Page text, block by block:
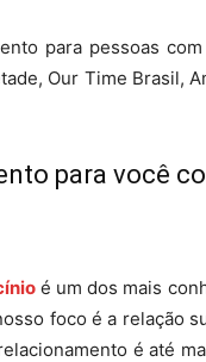
para pessoas
Our Time Brasil,
para você
é um dos mais
foco é a relação
é até